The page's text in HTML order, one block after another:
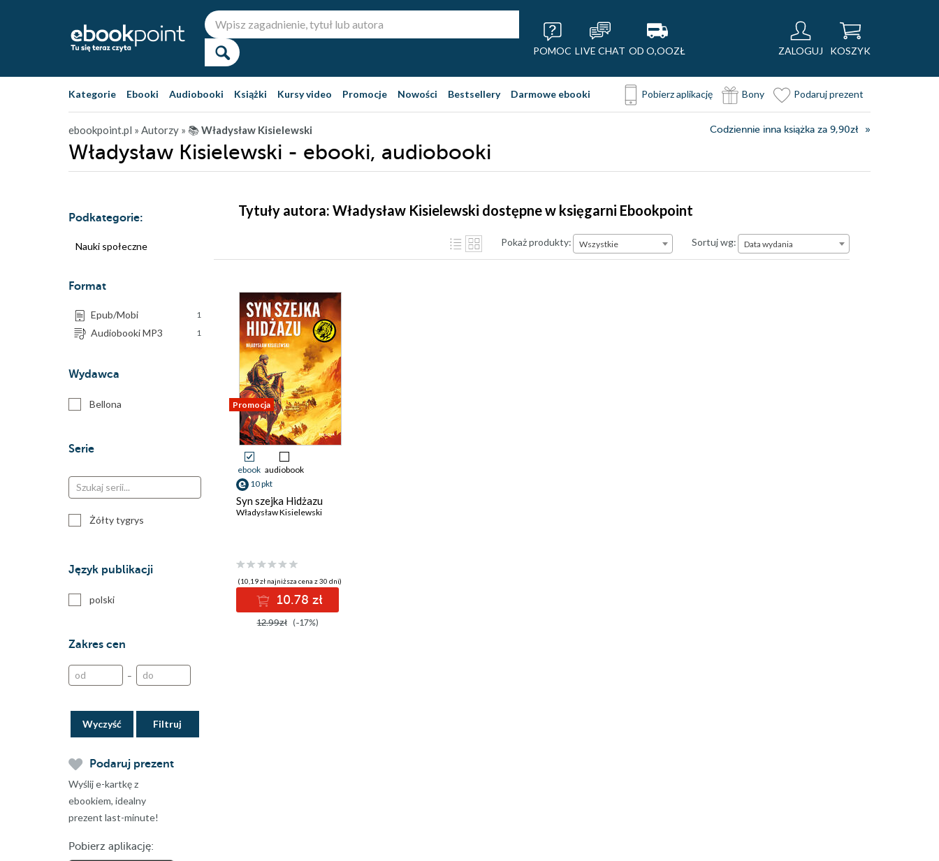
POMOC LIVE CHAT OD O,OOZŁ ZALOGUJ KOSZYK
Kategorie Ebooki Audiobooki Książki Kursy video Promocje Nowości Bestsellery Darmowe ebooki Pobierz aplikację Bony Podaruj prezent
ebookpoint.pl » Autorzy » 📚Władysław Kisielewski Codziennie inna książka za 9,90zł
Władysław Kisielewski - ebooki, audiobooki
Podkategorie:
Nauki społeczne
Format
Epub/Mobi 1
Audiobooki MP3 1
Wydawca
Bellona
Serie
Żółty tygrys
Język publikacji
polski
Zakres cen
–
Wyczyść
Podaruj prezent
Wyślij e-kartkę z
ebookiem, idealny
prezent last-minute!
Pobierz aplikację:
Tytuły autora: Władysław Kisielewski dostępne w księgarni Ebookpoint
Pokaż produkty: Wszystkie Sortuj wg:Data wydania
Data wydania
Promocja
ebook audiobook
10 pkt
Syn szejka Hidżazu
Władysław Kisielewski
(10,19 zł najniższa cena z 30 dni)
10.78 zł
12.99zł (-17%)